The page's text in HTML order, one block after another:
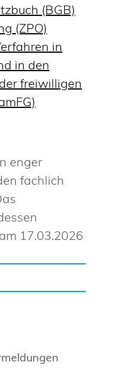
(BGB)
(ZPO)
in
in den
freiwilligen
enger
fachlich
17.03.2026